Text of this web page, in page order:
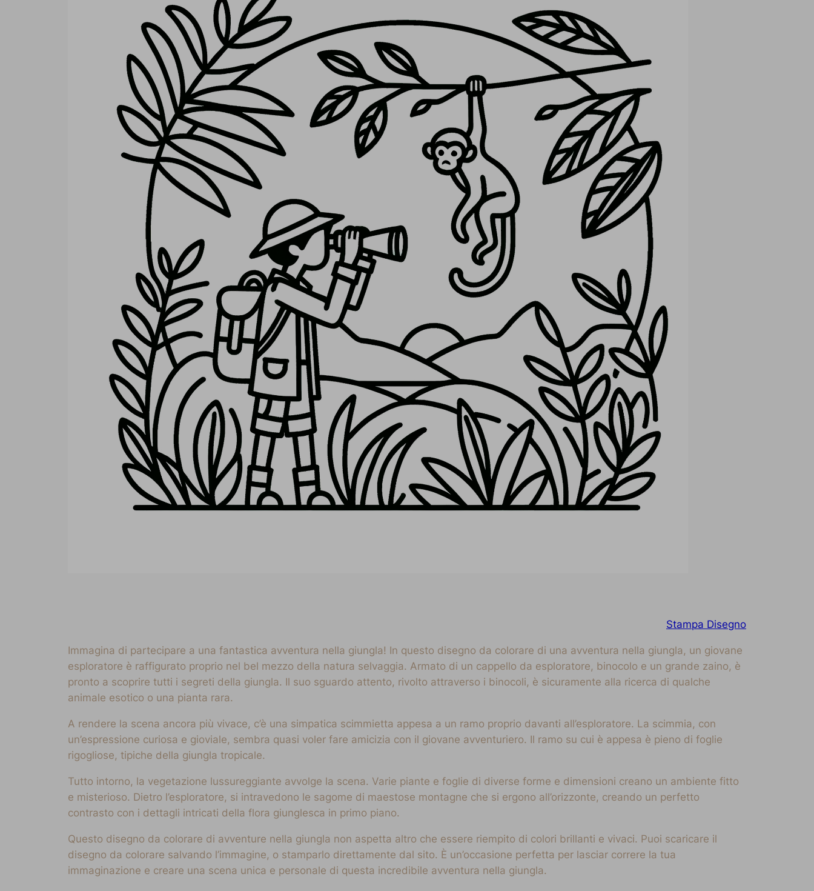
Stampa Disegno
Immagina di partecipare a una fantastica avventura nella giungla! In questo disegno da colorare di una avventura nella giungla, un giovane
esploratore è raffigurato proprio nel bel mezzo della natura selvaggia. Armato di un cappello da esploratore, binocolo e un grande zaino, è
pronto a scoprire tutti i segreti della giungla. Il suo sguardo attento, rivolto attraverso i binocoli, è sicuramente alla ricerca di qualche
animale esotico o una pianta rara.
A rendere la scena ancora più vivace, c’è una simpatica scimmietta appesa a un ramo proprio davanti all’esploratore. La scimmia, con
un’espressione curiosa e gioviale, sembra quasi voler fare amicizia con il giovane avventuriero. Il ramo su cui è appesa è pieno di foglie
rigogliose, tipiche della giungla tropicale.
Tutto intorno, la vegetazione lussureggiante avvolge la scena. Varie piante e foglie di diverse forme e dimensioni creano un ambiente fitto
e misterioso. Dietro l’esploratore, si intravedono le sagome di maestose montagne che si ergono all’orizzonte, creando un perfetto
contrasto con i dettagli intricati della flora giunglesca in primo piano.
Questo disegno da colorare di avventure nella giungla non aspetta altro che essere riempito di colori brillanti e vivaci. Puoi scaricare il
disegno da colorare salvando l’immagine, o stamparlo direttamente dal sito. È un’occasione perfetta per lasciar correre la tua
immaginazione e creare una scena unica e personale di questa incredibile avventura nella giungla.